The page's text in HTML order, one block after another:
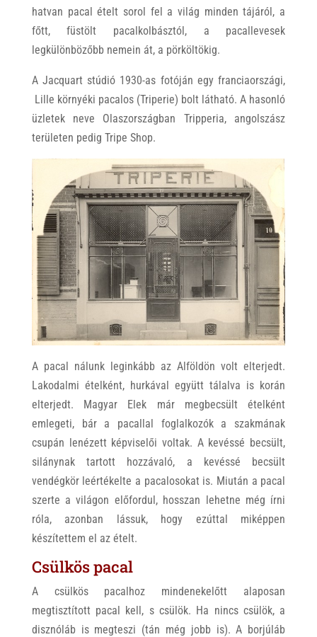
hatvan pacal ételt sorol fel a világ minden tájáról, a
főtt, füstölt pacalkolbásztól, a pacallevesek
legkülönbözőbb nemein át, a pörköltökig.
A Jacquart stúdió 1930-as fotóján egy franciaországi,
Lille környéki pacalos (Triperie) bolt látható. A hasonló
üzletek neve Olaszországban Tripperia, angolszász
területen pedig Tripe Shop.
A pacal nálunk leginkább az Alföldön volt elterjedt.
Lakodalmi ételként, hurkával együtt tálalva is korán
elterjedt. Magyar Elek már megbecsült ételként
emlegeti, bár a pacallal foglalkozók a szakmának
csupán lenézett képviselői voltak. A kevéssé becsült,
silánynak tartott hozzávaló, a kevéssé becsült
vendégkör leértékelte a pacalosokat is. Miután a pacal
szerte a világon előfordul, hosszan lehetne még írni
róla, azonban lássuk, hogy ezúttal miképpen
készítettem el az ételt.
Csülkös pacal
A csülkös pacalhoz mindenekelőtt alaposan
megtisztított pacal kell, s csülök. Ha nincs csülök, a
disznóláb is megteszi (tán még jobb is). A borjúláb